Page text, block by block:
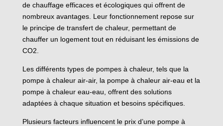
de chauffage efficaces et écologiques qui offrent de
nombreux avantages. Leur fonctionnement repose sur
le principe de transfert de chaleur, permettant de
chauffer un logement tout en réduisant les émissions de
CO2.
Les différents types de pompes à chaleur, tels que la
pompe à chaleur air-air, la pompe à chaleur air-eau et la
pompe à chaleur eau-eau, offrent des solutions
adaptées à chaque situation et besoins spécifiques.
Plusieurs facteurs influencent le prix d’une pompe à